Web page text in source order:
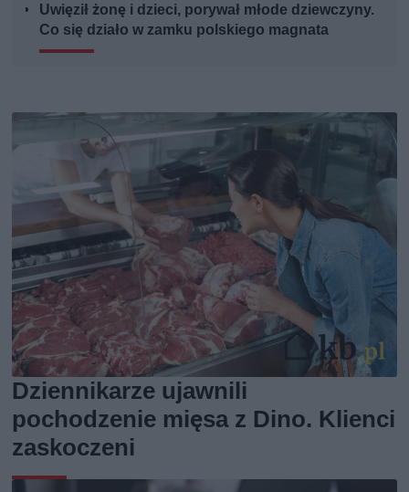
Uwięził żonę i dzieci, porywał młode dziewczyny.
Co się działo w zamku polskiego magnata
Dziennikarze ujawnili
pochodzenie mięsa z Dino. Klienci
zaskoczeni